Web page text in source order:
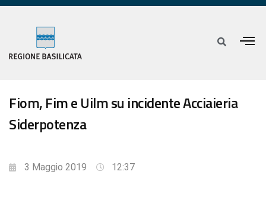
Fiom, Fim e Uilm su incidente Acciaieria
Siderpotenza
3 Maggio 2019 12:37